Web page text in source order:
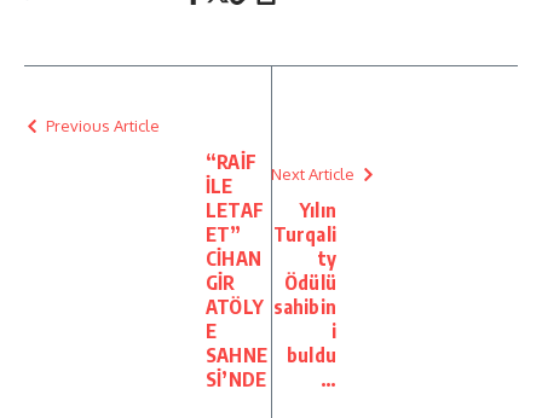
Previous Article
“RAİF
İLE
LETAF
ET”
CİHAN
GİR
ATÖLY
E
SAHNE
Sİ’NDE
Next Article
Yılın
Turqali
ty
Ödülü
sahibin
i
buldu
…